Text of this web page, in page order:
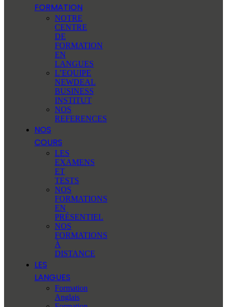
FORMATION
NOTRE
CENTRE
DE
FORMATION
EN
LANGUES
L’EQUIPE
NEWDEAL
BUSINESS
INSTITUT
NOS
REFERENCES
NOS
COURS
LES
EXAMENS
ET
TESTS
NOS
FORMATIONS
EN
PRÉSENTIEL
NOS
FORMATIONS
À
DISTANCE
LES
LANGUES
Formation
Anglais